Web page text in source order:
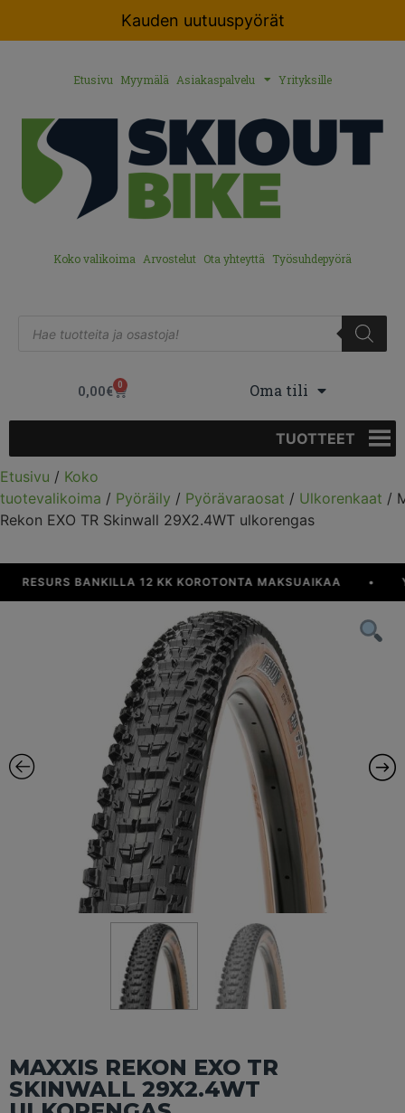
Kauden uutuuspyörät
Etusivu Myymälä Asiakaspalvelu Yrityksille
Koko valikoima Arvostelut Ota yhteyttä Työsuhdepyörä
0,00€ 0 Oma tili
TUOTTEET
Etusivu / Koko
tuotevalikoima / Pyöräily / Pyörävaraosat / Ulkorenkaat /
Rekon EXO TR Skinwall 29X2.4WT ulkorengas
RESURS BANKILLA 12 KK KOROTONTA MAKSUAIKAA
MAXXIS REKON EXO TR
SKINWALL 29X2.4WT